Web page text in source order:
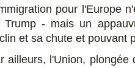
pour l'Europe
Trump - mais un
et sa chute et pouvant
ailleurs, l'Union, plongée